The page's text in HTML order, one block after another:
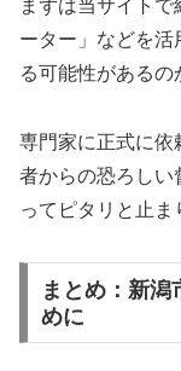
まずは当サイト
ーター」などを
る可能性があるの
専門家に正式に依
者からの恐ろしい
ってピタリと止ま
まとめ：新潟
めに